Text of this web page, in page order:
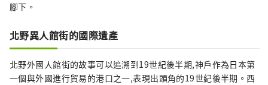
腳下。
北野異人館街的國際遺產
北野外國人館街的故事可以追溯到19世紀後半期,神戶作為日本第
一個與外國進行貿易的港口之一,表現出頭角的19世紀後半期。西